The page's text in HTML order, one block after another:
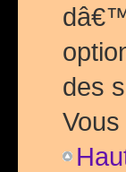
des
Vous